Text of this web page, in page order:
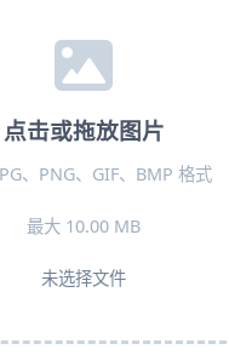
点击或拖放图片
、PNG、GIF、BMP 格式
最大 10.00 MB
未选择文件